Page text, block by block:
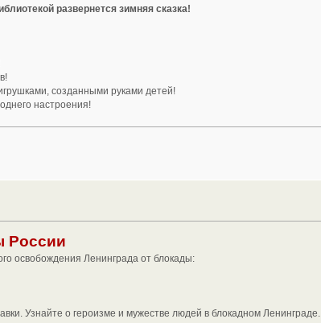
развернется зимняя сказка!
созданными руками детей!
настроения!
России
освобождения Ленинграда от блокады:
Узнайте о героизме и мужестве людей в блокадном Ленинграде.